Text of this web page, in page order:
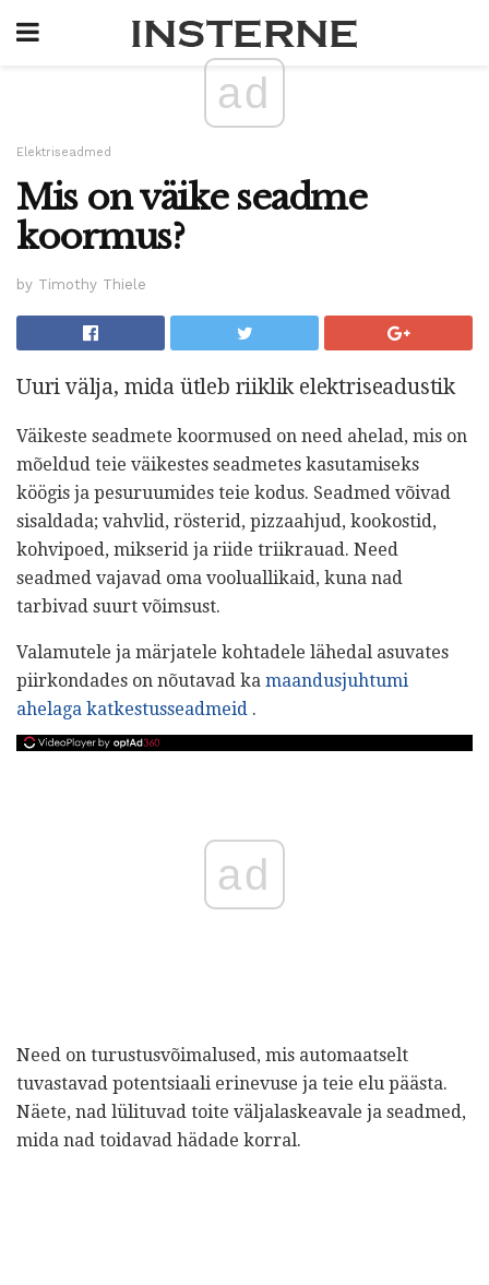
ad
Elektriseadmed
Mis on väike seadme
koormus?
by Timothy Thiele
Uuri välja, mida ütleb riiklik elektriseadustik
Väikeste seadmete koormused on need ahelad, mis on
mõeldud teie väikestes seadmetes kasutamiseks
köögis ja pesuruumides teie kodus. Seadmed võivad
sisaldada; vahvlid, rösterid, pizzaahjud, kookostid,
kohvipoed, mikserid ja riide triikrauad. Need
seadmed vajavad oma vooluallikaid, kuna nad
tarbivad suurt võimsust.
Valamutele ja märjatele kohtadele lähedal asuvates
piirkondades on nõutavad ka maandusjuhtumi
ahelaga katkestusseadmeid .
ad
Need on turustusvõimalused, mis automaatselt
tuvastavad potentsiaali erinevuse ja teie elu päästa.
Näete, nad lülituvad toite väljalaskeavale ja seadmed,
mida nad toidavad hädade korral.